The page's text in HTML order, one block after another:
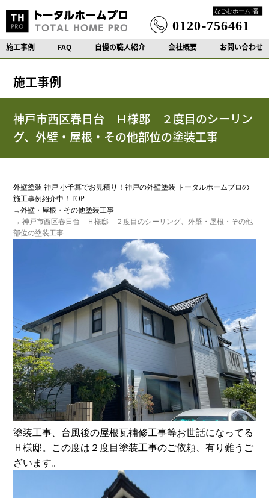
施工事例 FAQ 自慢の職人紹介 会社概要 お問い合わせ
施工事例
神戸市西区春日台 Ｈ様邸 ２度目のシーリン
グ、外壁・屋根・その他部位の塗装工事
外壁塗装 神戸 小予算でお見積り！神戸の外壁塗装 トータルホームプロの
施工事例紹介中！TOP
→外壁・屋根・その他塗装工事
→ 神戸市西区春日台 Ｈ様邸 ２度目のシーリング、外壁・屋根・その他
部位の塗装工事
塗装工事、台風後の屋根瓦補修工事等お世話になってる
Ｈ様邸。この度は２度目塗装工事のご依頼、有り難うご
ざいます。